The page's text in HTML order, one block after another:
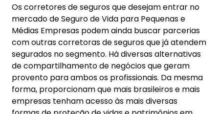
Os corretores de seguros que desejam entrar no
mercado de Seguro de Vida para Pequenas e
Médias Empresas podem ainda buscar parcerias
com outras corretoras de seguros que já atendem
segurados no segmento. Há diversas alternativas
de compartilhamento de negócios que geram
provento para ambos os profissionais. Da mesma
forma, proporcionam que mais brasileiros e mais
empresas tenham acesso às mais diversas